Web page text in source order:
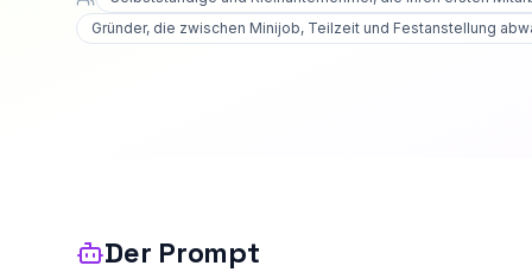
Gründer, die zwischen Minijob, Teilzeit und Festanstellung
Der Prompt